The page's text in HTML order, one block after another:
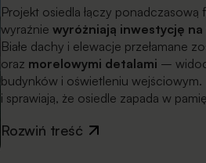
Projekt osiedla łączy
wyraźnie wyróżniają inwestycję
Białe dachy i elewacje przełamane
oraz morelowymi detalami –
budynków i oświetleniu wejściowym.
i sprawiają, że osiedle zapada w
Rozwiń treść